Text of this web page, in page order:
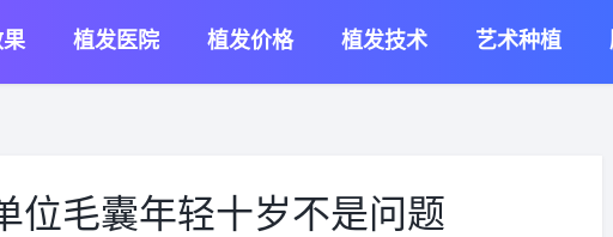
植发医院 植发价格 植发技术 艺术种植
位毛囊年轻十岁不是问题